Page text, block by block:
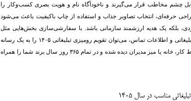
چشم مخاطب قرار می‌گیرند و ناخودآگاه نام و هویت بصری کسب‌وکار را
حرفه‌ای، انتخاب تصاویر جذاب و استفاده از چاپ باکیفیت باعث می‌شود
بلکه یک هدیه ارزشمند سازمانی باشد. با سفارشی‌سازی بخش‌هایی مثل
لوگو، رنگ سازمانی، پیام تبلیغاتی و اطلاعات تماس، می‌توان تقویم رومیزی تبلیغاتی ۱۴۰۵ را به یک رسانه
دائمی تبدیل کرد که در محیط کار، خانه یا میز مدیران دیده شده و در تمام ۳۶۵ روز سال برند شما را همراه
مناسب در سال 1405